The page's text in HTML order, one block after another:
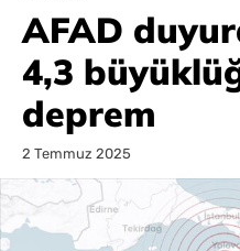
AFAD
4,3
deprem
2 Temmuz 2025